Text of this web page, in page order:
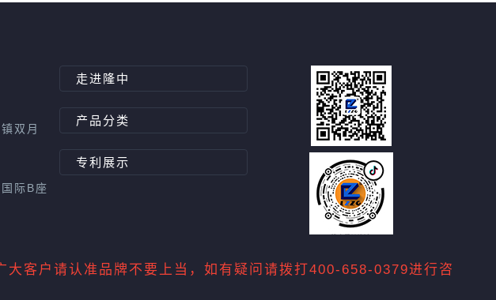
双月
际B座
走进隆中
产品分类
专利展示
客户请认准品牌不要上当，如有疑问请拨打400-658-0379进行咨